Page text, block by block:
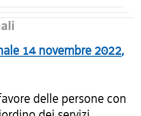
14 novembre 2022,
delle persone con